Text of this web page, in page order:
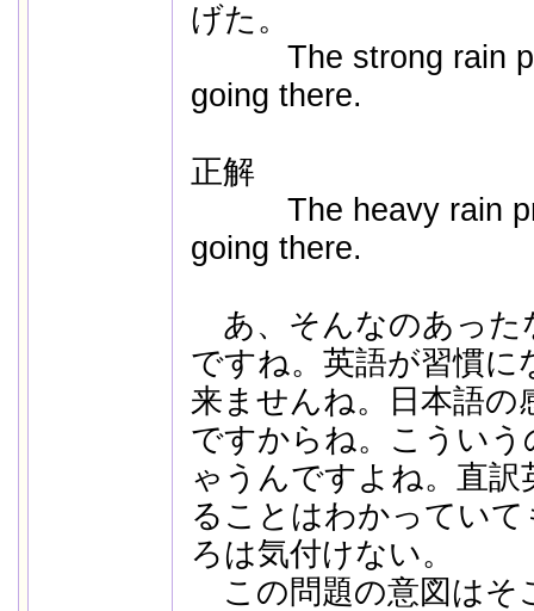
げた。
The strong rain
going there.
正解
The heavy rain
going there.
あ、そんなのあった
ですね。英語が習慣
来ませんね。日本語の
ですからね。こうい
ゃうんですよね。直
ることはわかってい
ろは気付けない。
この問題の意図はそ